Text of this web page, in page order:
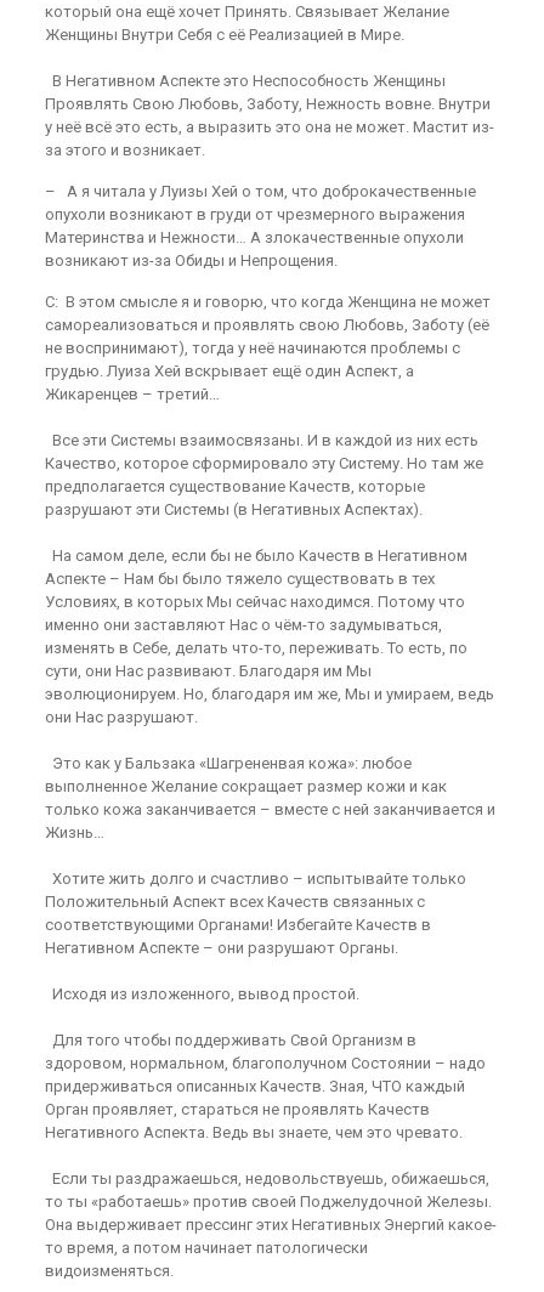
который она ещё хочет Принять. Связывает Желание
Женщины Внутри Себя с её Реализацией в Мире.
В Негативном Аспекте это Неспособность Женщины
Проявлять Свою Любовь, Заботу, Нежность вовне. Внутри
у неё всё это есть, а выразить это она не может. Мастит из-
за этого и возникает.
– А я читала у Луизы Хей о том, что доброкачественные
опухоли возникают в груди от чрезмерного выражения
Материнства и Нежности… А злокачественные опухоли
возникают из-за Обиды и Непрощения.
С: В этом смысле я и говорю, что когда Женщина не может
самореализоваться и проявлять свою Любовь, Заботу (её
не воспринимают), тогда у неё начинаются проблемы с
грудью. Луиза Хей вскрывает ещё один Аспект, а
Жикаренцев – третий…
Все эти Системы взаимосвязаны. И в каждой из них есть
Качество, которое сформировало эту Систему. Но там же
предполагается существование Качеств, которые
разрушают эти Системы (в Негативных Аспектах).
На самом деле, если бы не было Качеств в Негативном
Аспекте – Нам бы было тяжело существовать в тех
Условиях, в которых Мы сейчас находимся. Потому что
именно они заставляют Нас о чём-то задумываться,
изменять в Себе, делать что-то, переживать. То есть, по
сути, они Нас развивают. Благодаря им Мы
эволюционируем. Но, благодаря им же, Мы и умираем, ведь
они Нас разрушают.
Это как у Бальзака «Шагрененвая кожа»: любое
выполненное Желание сокращает размер кожи и как
только кожа заканчивается – вместе с ней заканчивается и
Жизнь…
Хотите жить долго и счастливо – испытывайте только
Положительный Аспект всех Качеств связанных с
соответствующими Органами! Избегайте Качеств в
Негативном Аспекте – они разрушают Органы.
Исходя из изложенного, вывод простой.
Для того чтобы поддерживать Свой Организм в
здоровом, нормальном, благополучном Состоянии – надо
придерживаться описанных Качеств. Зная, ЧТО каждый
Орган проявляет, стараться не проявлять Качеств
Негативного Аспекта. Ведь вы знаете, чем это чревато.
Если ты раздражаешься, недовольствуешь, обижаешься,
то ты «работаешь» против своей Поджелудочной Железы.
Она выдерживает прессинг этих Негативных Энергий какое-
то время, а потом начинает патологически
видоизменяться.